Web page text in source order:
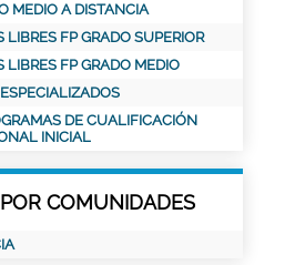
MEDIO A DISTANCIA
LIBRES FP GRADO SUPERIOR
LIBRES FP GRADO MEDIO
DE CUALIFICACIÓN
INICIAL
COMUNIDADES